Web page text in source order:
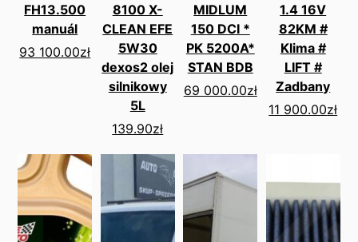
FH13.500
manuál
93 100.00zł
8100 X-
CLEAN EFE
5W30
dexos2 olej
silnikowy
5L
139.90zł
MIDLUM
150 DCI *
PK 5200A*
STAN BDB
69 000.00zł
1.4 16V
82KM #
Klima #
LIFT #
Zadbany
11 900.00zł